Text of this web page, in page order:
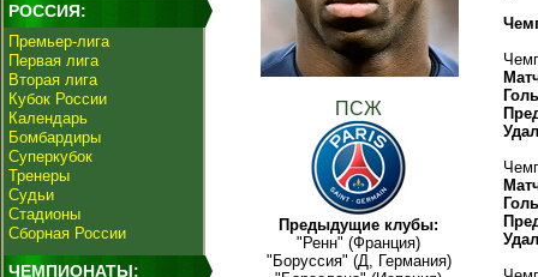
РОССИЯ:
Премьер-лига
Первая лига
Вторая лига
Кубок России
Календарь
Бомбардиры
Суперкубок
Тренеры
Судьи
Стадионы
Сборная России
ЧЕМПИОНАТЫ:
ПСЖ
Предыдущие клубы:
"Ренн" (Франция)
"Боруссия" (Д, Германия)